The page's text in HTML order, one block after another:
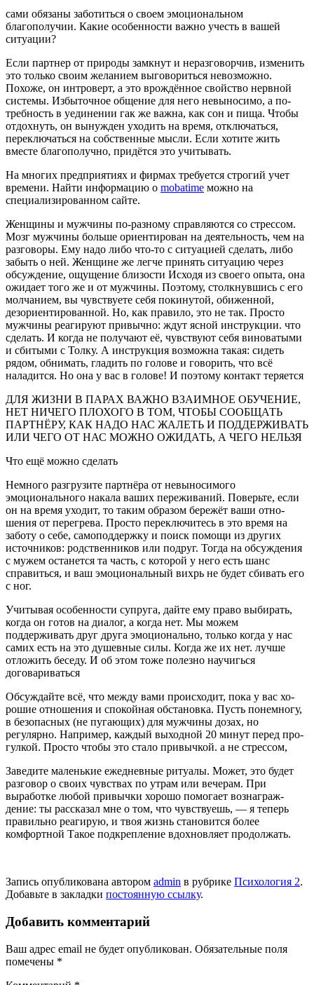
сами обязаны заботиться о своем эмоциональном
благополучии. Какие особенности важно учесть в вашей
ситуации?
Если партнер от природы за­мкнут и неразговорчив, изме­нить
это только своим желани­ем выговориться невозможно.
Похоже, он интроверт, а это врождённое свой­ство нервной
системы. Избыточное общение для него невыносимо, а по­
требность в уединении гак же важна, как сон и пища. Чтобы
отдохнуть, он вынужден уходить на время, отклю­чаться,
переключаться на собственные мысли. Если хотите жить
вместе благо­получно, придётся это учитывать.
На многих предприятиях и фирмах требуется строгий учет
времени. Найти информацию о mobatime можно на
специализированном сайте.
Женщины и мужчины по-разному справляются со стрессом.
Мозг мужчины боль­ше ориентирован на деятельность, чем на
разговоры. Ему надо либо что-то с ситуацией сделать, либо
забыть о ней. Женщине же легче принять ситуацию через
обсуждение, ощущение близо­сти Исходя из своего опыта, она
ожи­дает того же и от мужчины. Поэтому, столкнувшись с его
молчанием, вы чувствуете себя покинутой, обижен­ной,
дезориентированной. Но, как правило, это не так. Просто
мужчины реагируют привычно: ждут ясной ин­струкции. что
сделать. И когда не по­лучают её, чувствуют себя виноватыми
и сбитыми с Толку. А инструкция воз­можна такая: сидеть
рядом, обнимать, гладить по голове и говорить, что всё
наладится. Но она у вас в голове! И поэтому контакт теряется
ДЛЯ ЖИЗНИ В ПАРАХ ВАЖНО ВЗАИМНОЕ ОБУЧЕНИЕ,
НЕТ НИЧЕГО ПЛОХОГО В ТОМ, ЧТОБЫ СООБЩАТЬ
ПАРТНЁРУ, КАК НАДО НАС ЖАЛЕТЬ И ПОДДЕРЖИВАТЬ
ИЛИ ЧЕГО ОТ НАС МОЖНО ОЖИДАТЬ, А ЧЕГО НЕЛЬЗЯ
Что ещё можно сделать
Немного разгрузите партнёра от невыносимого
эмоционального накала ваших переживаний. По­верьте, если
он на время уходит, то таким образом бережёт ваши отно­
шения от перегрева. Просто переклю­читесь в это время на
заботу о себе, самоподдержку и поиск помощи из других
источников: родственников или подруг. Тогда на обсуждения
с мужем останется та часть, с которой у него есть шанс
справиться, и ваш эмоциональный вихрь не будет сби­вать его
с ног.
Учитывая особенности супруга, дайте ему право выбирать,
когда он готов на диалог, а когда нет. Мы мо­жем
поддерживать друг друга эмоцио­нально, только когда у нас
самих есть на это душевные силы. Когда же их нет. лучше
отложить беседу. И об этом тоже полезно научигься
договариваться
Обсуждайте всё, что между вами происходит, пока у вас хо­
рошие отношения и спокойная обстановка. Пусть понемногу,
в безопасных (не пугающих) для мужчины дозах, но
регулярно. Например, каж­дый выходной 20 минут перед про­
гулкой. Просто чтобы это стало при­вычкой. а не стрессом,
Заведите маленькие ежеднев­ные ритуалы. Может, это будет
раз­говор о своих чувствах по утрам или вечерам. При
выработке любой при­вычки хорошо помогает вознаграж­
дение: ты рассказал мне о том, что чувствуешь, — я теперь
правильно реагирую, и твоя жизнь становится более
комфортной Такое подкреп­ление вдохновляет продолжать.
Запись опубликована автором admin в рубрике Психология 2.
Добавьте в закладки постоянную ссылку.
Добавить комментарий
Ваш адрес email не будет опубликован. Обязательные поля
помечены *